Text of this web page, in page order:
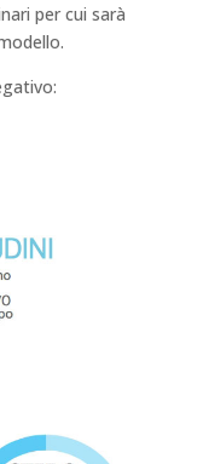
per cui sarà